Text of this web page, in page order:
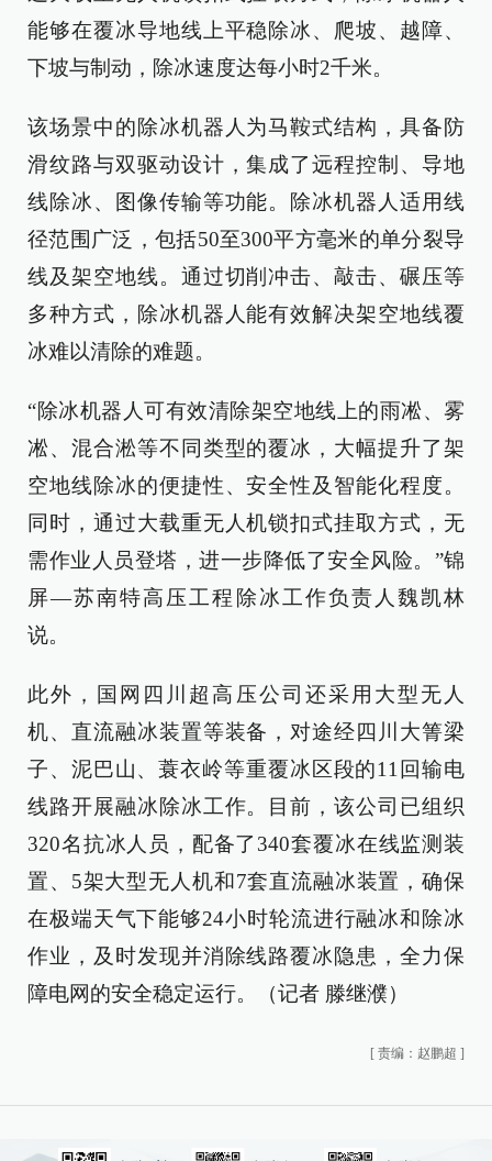
能够在覆冰导地线上平稳除冰、爬坡、越障、
下坡与制动，除冰速度达每小时2千米。
该场景中的除冰机器人为马鞍式结构，具备防
滑纹路与双驱动设计，集成了远程控制、导地
线除冰、图像传输等功能。除冰机器人适用线
径范围广泛，包括50至300平方毫米的单分裂导
线及架空地线。通过切削冲击、敲击、碾压等
多种方式，除冰机器人能有效解决架空地线覆
冰难以清除的难题。
“除冰机器人可有效清除架空地线上的雨凇、雾
凇、混合淞等不同类型的覆冰，大幅提升了架
空地线除冰的便捷性、安全性及智能化程度。
同时，通过大载重无人机锁扣式挂取方式，无
需作业人员登塔，进一步降低了安全风险。”锦
屏—苏南特高压工程除冰工作负责人魏凯林
说。
此外，国网四川超高压公司还采用大型无人
机、直流融冰装置等装备，对途经四川大箐梁
子、泥巴山、蓑衣岭等重覆冰区段的11回输电
线路开展融冰除冰工作。目前，该公司已组织
320名抗冰人员，配备了340套覆冰在线监测装
置、5架大型无人机和7套直流融冰装置，确保
在极端天气下能够24小时轮流进行融冰和除冰
作业，及时发现并消除线路覆冰隐患，全力保
障电网的安全稳定运行。（记者 滕继濮）
[ 责编：赵鹏超 ]